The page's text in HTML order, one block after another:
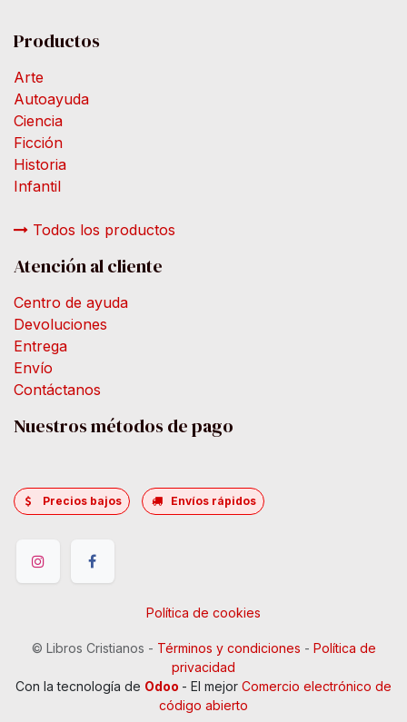
Productos
Arte
Autoayuda
Ciencia
Ficción
Historia
Infantil
Todos los productos
Atención al cliente
Centro de ayuda
Devoluciones
Entrega
Envío
Contáctanos
Nuestros métodos de pago
Precios bajos Envíos rápidos
Política de cookies
© Libros Cristianos - Términos y condiciones - Política de
privacidad
Con la tecnología de Odoo - El mejor Comercio electrónico de
código abierto